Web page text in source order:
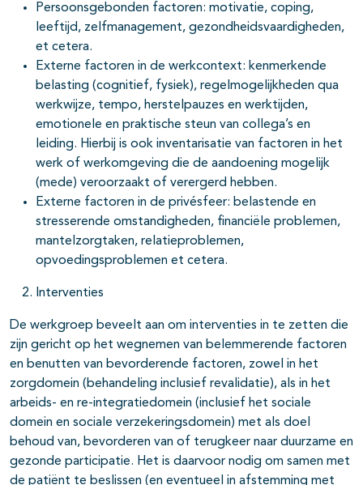
Persoonsgebonden factoren: motivatie, coping,
leeftijd, zelfmanagement, gezondheidsvaardigheden,
et cetera.
Externe factoren in de werkcontext: kenmerkende
belasting (cognitief, fysiek), regelmogelijkheden qua
werkwijze, tempo, herstelpauzes en werktijden,
emotionele en praktische steun van collega’s en
leiding. Hierbij is ook inventarisatie van factoren in het
werk of werkomgeving die de aandoening mogelijk
(mede) veroorzaakt of verergerd hebben.
Externe factoren in de privésfeer: belastende en
stresserende omstandigheden, financiële problemen,
mantelzorgtaken, relatieproblemen,
opvoedingsproblemen et cetera.
Interventies
De werkgroep beveelt aan om interventies in te zetten die
zijn gericht op het wegnemen van belemmerende factoren
en benutten van bevorderende factoren, zowel in het
zorgdomein (behandeling inclusief revalidatie), als in het
arbeids- en re-integratiedomein (inclusief het sociale
domein en sociale verzekeringsdomein) met als doel
behoud van, bevorderen van of terugkeer naar duurzame en
gezonde participatie. Het is daarvoor nodig om samen met
de patiënt te beslissen (en eventueel in afstemming met